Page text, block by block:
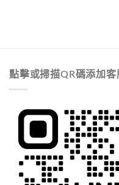
點擊或掃描QR碼添加